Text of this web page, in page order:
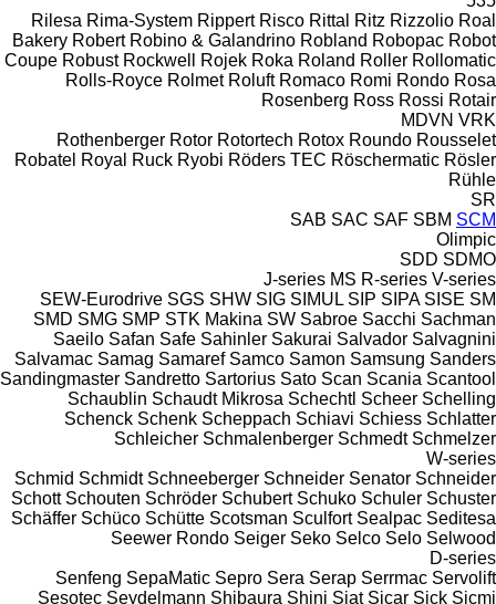
Rilesa Rima-System Rippert Risco Rittal Ritz Rizzolio Roal
Bakery Robert Robino & Galandrino Robland Robopac Robot
Coupe Robust Rockwell Rojek Roka Roland Roller Rollomatic
Rolls-Royce Rolmet Roluft Romaco Romi Rondo Rosa
Rosenberg Ross Rossi Rotair
MDVN VRK
Rothenberger Rotor Rotortech Rotox Roundo Rousselet
Robatel Royal Ruck Ryobi Röders TEC Röschermatic Rösler
Rühle
SR
SAB SAC SAF SBM SCM
Olimpic
SDD SDMO
J-series MS R-series V-series
SEW-Eurodrive SGS SHW SIG SIMUL SIP SIPA SISE SM
SMD SMG SMP STK Makina SW Sabroe Sacchi Sachman
Saeilo Safan Safe Sahinler Sakurai Salvador Salvagnini
Salvamac Samag Samaref Samco Samon Samsung Sanders
Sandingmaster Sandretto Sartorius Sato Scan Scania Scantool
Schaublin Schaudt Mikrosa Schechtl Scheer Schelling
Schenck Schenk Scheppach Schiavi Schiess Schlatter
Schleicher Schmalenberger Schmedt Schmelzer
W-series
Schmid Schmidt Schneeberger Schneider Senator Schneider
Schott Schouten Schröder Schubert Schuko Schuler Schuster
Schäffer Schüco Schütte Scotsman Sculfort Sealpac Seditesa
Seewer Rondo Seiger Seko Selco Selo Selwood
D-series
Senfeng SepaMatic Sepro Sera Serap Serrmac Servolift
Sesotec Seydelmann Shibaura Shini Siat Sicar Sick Sicmi